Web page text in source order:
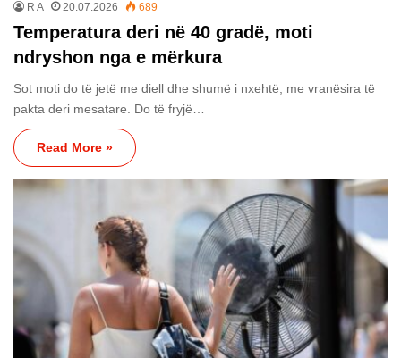
R A 20.07.2026 689
Temperatura deri në 40 gradë, moti
ndryshon nga e mërkura
Sot moti do të jetë me diell dhe shumë i nxehtë, me vranësira të
pakta deri mesatare. Do të fryjë…
Read More »